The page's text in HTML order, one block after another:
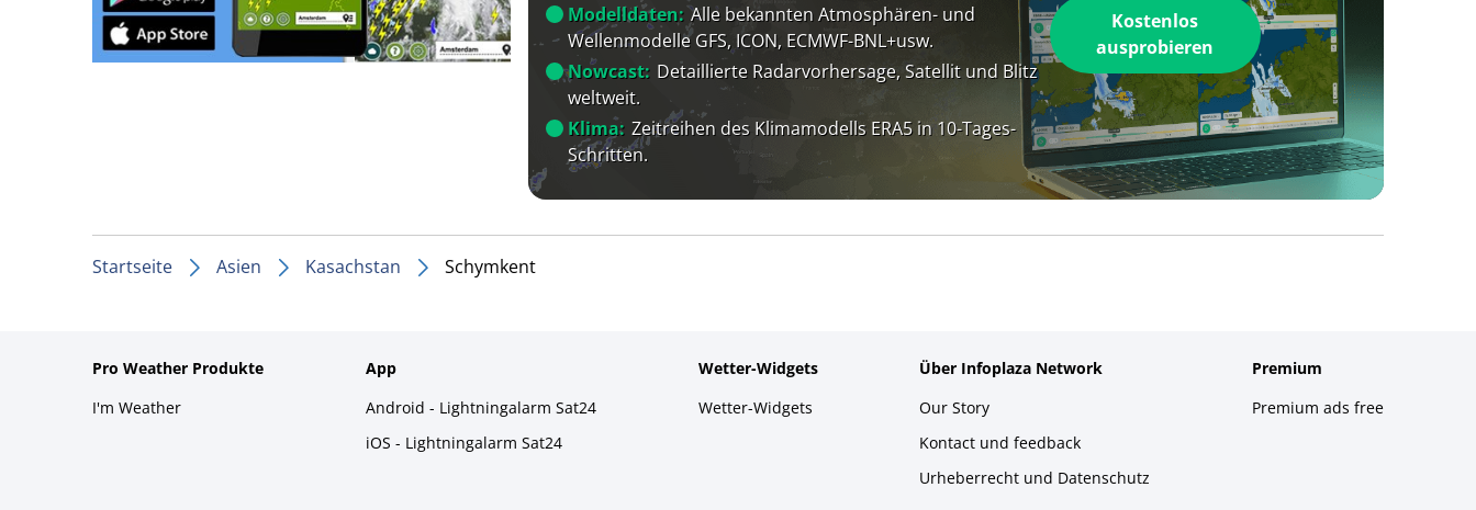
Modelldaten: Alle bekannten Atmosphären- und
Wellenmodelle GFS, ICON, ECMWF-BNL+usw.
Nowcast: Detaillierte Radarvorhersage, Satellit und Blitz
weltweit.
Klima: Zeitreihen des Klimamodells ERA5 in 10-Tages-
Schritten.
Kostenlos
ausprobieren
Startseite Asien Kasachstan Schymkent
Pro Weather Produkte
I'm Weather
App
Android - Lightningalarm Sat24
iOS - Lightningalarm Sat24
Wetter-Widgets
Wetter-Widgets
Über Infoplaza Network
Our Story
Kontact und feedback
Urheberrecht und Datenschutz
Premium
Premium ads free